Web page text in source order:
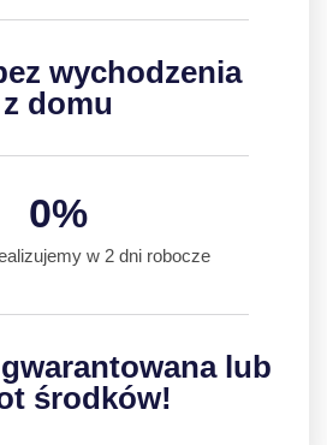
wychodzenia
z domu
w 2 dni robocze
0%
lub
środków!